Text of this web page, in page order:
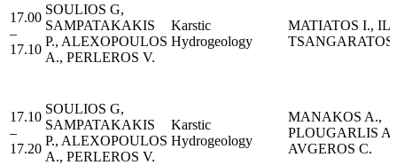
17.00
–
17.10
SOULIOS G,
SAMPATAKAKIS
P., ALEXOPOULOS
A., PERLEROS V.
Karstic
Hydrogeology
MATIATOS I.,
TSANGARATOS
17.10
–
17.20
SOULIOS G,
SAMPATAKAKIS
P., ALEXOPOULOS
A., PERLEROS V.
Karstic
Hydrogeology
MANAKOS A.,
PLOUGARLIS
AVGEROS C.